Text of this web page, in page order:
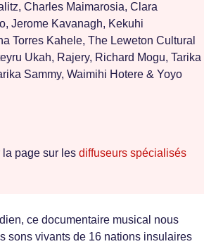
Charles Maimarosia, Clara
Jerome Kavanagh, Kekuhi
Torres Kahele, The Leweton Cultural
Ukah, Rajery, Richard Mogu, Tarika
Sammy, Waimihi Hotere & Yoyo
page sur les diffuseurs spécialisés
ce documentaire musical nous
sons vivants de 16 nations insulaires